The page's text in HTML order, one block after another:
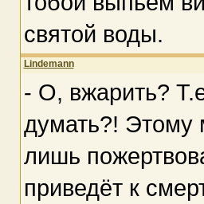
святой воды.
Lindemann
- О, вжарить?
думать?! Этому
лишь
приведёт к